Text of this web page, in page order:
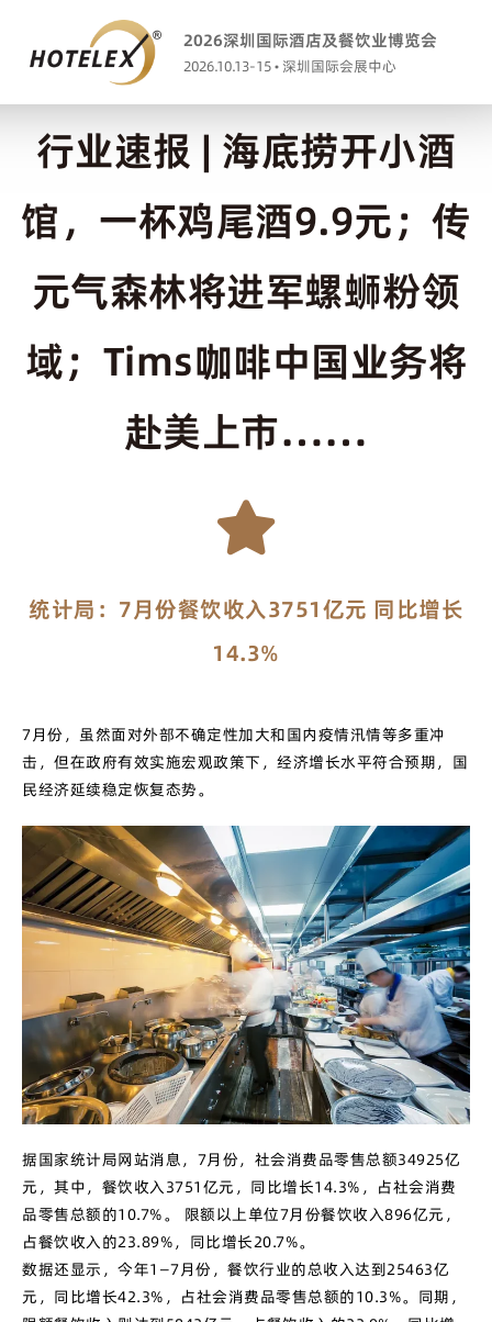
2026深圳国际酒店及餐饮业博览会
2026.10.13-15 • 深圳国际会展中心
行业速报 | 海底捞开小酒
馆，一杯鸡尾酒9.9元；传
元气森林将进军螺蛳粉领
域；Tims咖啡中国业务将
赴美上市……
统计局：7月份餐饮收入3751亿元 同比增长
14.3%
7月份，虽然面对外部不确定性加大和国内疫情汛情等多重冲
击，但在政府有效实施宏观政策下，经济增长水平符合预期，国
民经济延续稳定恢复态势。
据国家统计局网站消息，7月份，社会消费品零售总额34925亿
元，其中，餐饮收入3751亿元，同比增长14.3%，占社会消费
品零售总额的10.7%。 限额以上单位7月份餐饮收入896亿元，
占餐饮收入的23.89%，同比增长20.7%。
数据还显示，今年1—7月份，餐饮行业的总收入达到25463亿
元，同比增长42.3%，占社会消费品零售总额的10.3%。同期，